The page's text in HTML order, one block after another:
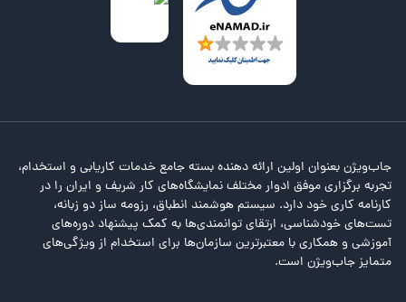
جاب‌ویژن بعنوان اولین ارائه دهنده بسته جامع خدمات کاریابی و استخدام،
تجربه برگزاری موفق ادوار مختلف نمایشگاه‌های کار شریف و ایران را در
کارنامه کاری خود دارد. سیستم هوشمند انطباق، رزومه ساز دو زبانه،
تست‌های خودشناسی، ارتقای توانمندی‌ها به کمک پیشنهاد دوره‌های
آموزشی و همکاری با معتبرترین سازمان‌ها برای استخدام از ویژگی‌های
متمایز جاب‌ویژن است.